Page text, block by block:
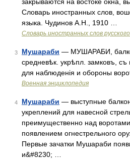
Словарь иностранных слов,
языка. Чудинов А.Н., 1910 …
Словарь иностранных слов
3 Мушараби — МУШАРАБИ,
средневѣк. укрѣпл. замковъ,
для наблюденія и обороны
Военная энциклопедия
4 Мушараби — выступные
укреплений для навесной
преимущественно над
появлением огнестрельного
Первые зачатки Мушараби
и&#8230; …